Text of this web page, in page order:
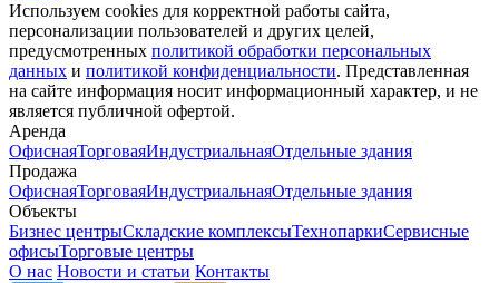
Используем cookies для корректной работы сайта,
персонализации пользователей и других целей,
предусмотренных политикой обработки персональных
данных и политикой конфиденциальности. Представленная
на сайте информация носит информационный характер, и не
является публичной офертой.
Аренда
ОфиснаяТорговаяИндустриальнаяОтдельные здания
Продажа
ОфиснаяТорговаяИндустриальнаяОтдельные здания
Объекты
Бизнес центрыСкладские комплексыТехнопаркиСервисные
офисыТорговые центры
О нас Новости и статьи Контакты